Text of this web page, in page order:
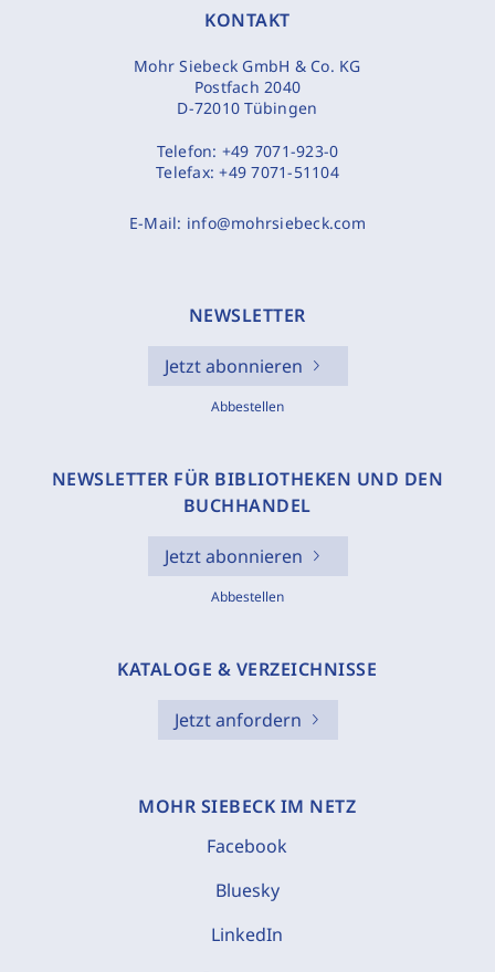
KONTAKT
Mohr Siebeck GmbH & Co. KG
Postfach 2040
D-72010 Tübingen
Telefon: +49 7071-923-0
Telefax:+49 7071-51104
E-Mail: info@mohrsiebeck.com
NEWSLETTER
Jetzt abonnieren
Abbestellen
NEWSLETTER FÜR BIBLIOTHEKEN UND DEN
BUCHHANDEL
Jetzt abonnieren
Abbestellen
KATALOGE & VERZEICHNISSE
Jetzt anfordern
MOHR SIEBECK IM NETZ
Facebook
Bluesky
LinkedIn